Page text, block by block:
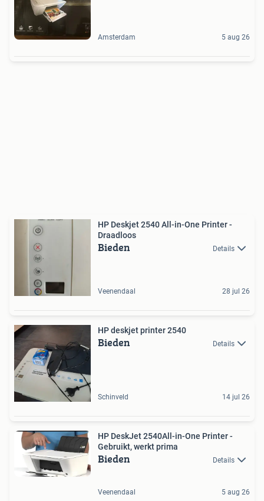
Amsterdam 5 aug 26
HP Deskjet 2540 All-in-One Printer -
Draadloos
Bieden Details
Veenendaal 28 jul 26
HP deskjet printer 2540
Bieden Details
Schinveld 14 jul 26
HP DeskJet 2540All-in-One Printer -
Gebruikt, werkt prima
Bieden Details
Veenendaal 5 aug 26